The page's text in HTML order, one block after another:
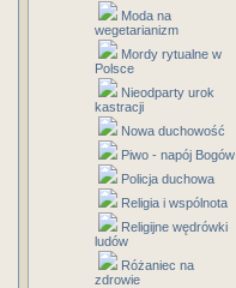
Moda na
wegetarianizm
Mordy rytualne w
Polsce
Nieodparty urok
kastracji
Nowa duchowość
Piwo - napój Bogów
Policja duchowa
Religia i wspólnota
Religijne wędrówki
ludów
Różaniec na
zdrowie